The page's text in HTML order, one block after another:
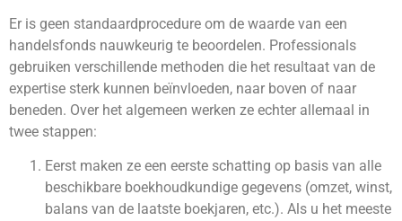
Er is geen standaardprocedure om de waarde van een
handelsfonds nauwkeurig te beoordelen. Professionals
gebruiken verschillende methoden die het resultaat van de
expertise sterk kunnen beïnvloeden, naar boven of naar
beneden. Over het algemeen werken ze echter allemaal in
twee stappen:
Eerst maken ze een eerste schatting op basis van alle
beschikbare boekhoudkundige gegevens (omzet, winst,
balans van de laatste boekjaren, etc.). Als u het meeste